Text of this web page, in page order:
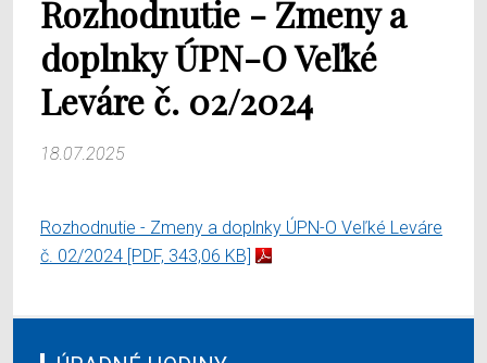
O obci
Rozhodnutie - Zmeny a
doplnky ÚPN-O Veľké
Leváre č. 02/2024
18.07.2025
Rozhodnutie - Zmeny a doplnky ÚPN-O Veľké Leváre
č. 02/2024 [PDF, 343,06 KB]